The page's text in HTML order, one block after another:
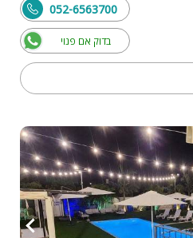
בדוק אם פנוי
052-6563700